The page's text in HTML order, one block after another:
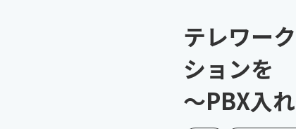
テレワー
ションを
～PBX入